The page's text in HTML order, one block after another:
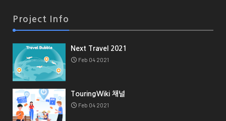
Project Info
Next Travel 2021
Feb 04 2021
TouringWiki 채널
Feb 04 2021